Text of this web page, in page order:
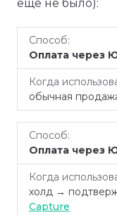
ещё не было):
Способ
Оплата через
обычная
Оплата через
холд →
Capture